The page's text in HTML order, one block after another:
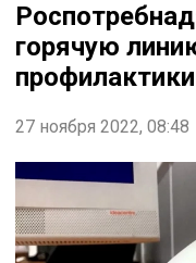
горячую
27 ноября 2022, 08:48